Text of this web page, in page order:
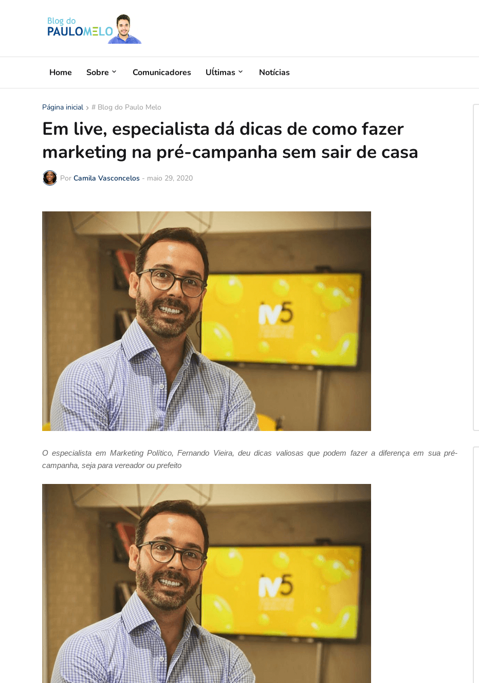
Home Sobre Comunicadores Uĺtimas Notícias
Página inicial # Blog do Paulo Melo
Em live, especialista dá dicas de como fazer
marketing na pré-campanha sem sair de casa
Por Camila Vasconcelos - maio 29, 2020
O especialista em Marketing Político, Fernando Vieira, deu dicas valiosas que podem fazer a diferença em sua pré-
campanha, seja para vereador ou prefeito